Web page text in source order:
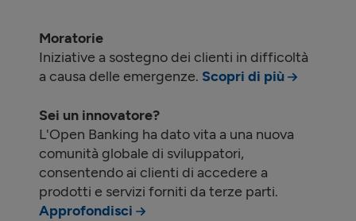
Moratorie
Iniziative a sostegno dei clienti in difficoltà
a causa delle emergenze. Scopri di più
Sei un innovatore?
L'Open Banking ha dato vita a una nuova
comunità globale di sviluppatori,
consentendo ai clienti di accedere a
prodotti e servizi forniti da terze parti.
Approfondisci